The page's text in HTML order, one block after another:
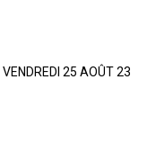
VENDREDI 25 AOÛT 23